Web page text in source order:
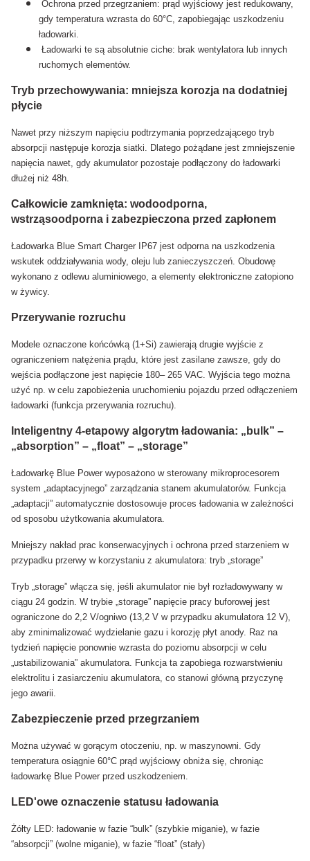
Ochrona przed przegrzaniem: prąd wyjściowy jest redukowany,
gdy temperatura wzrasta do 60°C, zapobiegając uszkodzeniu
ładowarki.
Ładowarki te są absolutnie ciche: brak wentylatora lub innych
ruchomych elementów.
Tryb przechowywania: mniejsza korozja na dodatniej
płycie
Nawet przy niższym napięciu podtrzymania poprzedzającego tryb
absorpcji następuje korozja siatki. Dlatego pożądane jest zmniejszenie
napięcia nawet, gdy akumulator pozostaje podłączony do ładowarki
dłużej niż 48h.
Całkowicie zamknięta: wodoodporna,
wstrząsoodporna i zabezpieczona przed zapłonem
Ładowarka Blue Smart Charger IP67 jest odporna na uszkodzenia
wskutek oddziaływania wody, oleju lub zanieczyszczeń. Obudowę
wykonano z odlewu aluminiowego, a elementy elektroniczne zatopiono
w żywicy.
Przerywanie rozruchu
Modele oznaczone końcówką (1+Si) zawierają drugie wyjście z
ograniczeniem natężenia prądu, które jest zasilane zawsze, gdy do
wejścia podłączone jest napięcie 180– 265 VAC. Wyjścia tego można
użyć np. w celu zapobieżenia uruchomieniu pojazdu przed odłączeniem
ładowarki (funkcja przerywania rozruchu).
Inteligentny 4-etapowy algorytm ładowania: „bulk” –
„absorption” – „float” – „storage”
Ładowarkę Blue Power wyposażono w sterowany mikroprocesorem
system „adaptacyjnego” zarządzania stanem akumulatorów. Funkcja
„adaptacji” automatycznie dostosowuje proces ładowania w zależności
od sposobu użytkowania akumulatora.
Mniejszy nakład prac konserwacyjnych i ochrona przed starzeniem w
przypadku przerwy w korzystaniu z akumulatora: tryb „storage”
Tryb „storage” włącza się, jeśli akumulator nie był rozładowywany w
ciągu 24 godzin. W trybie „storage” napięcie pracy buforowej jest
ograniczone do 2,2 V/ogniwo (13,2 V w przypadku akumulatora 12 V),
aby zminimalizować wydzielanie gazu i korozję płyt anody. Raz na
tydzień napięcie ponownie wzrasta do poziomu absorpcji w celu
„ustabilizowania” akumulatora. Funkcja ta zapobiega rozwarstwieniu
elektrolitu i zasiarczeniu akumulatora, co stanowi główną przyczynę
jego awarii.
Zabezpieczenie przed przegrzaniem
Można używać w gorącym otoczeniu, np. w maszynowni. Gdy
temperatura osiągnie 60°C prąd wyjściowy obniża się, chroniąc
ładowarkę Blue Power przed uszkodzeniem.
LED'owe oznaczenie statusu ładowania
Żółty LED: ładowanie w fazie “bulk” (szybkie miganie), w fazie
“absorpcji” (wolne miganie), w fazie “float” (stały)